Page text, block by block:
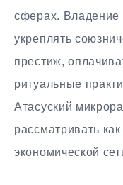
сферах. Владение
укреплять
престиж,
ритуальные
Атасуский
рассматривать
экономической